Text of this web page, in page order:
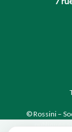
© Rossini –